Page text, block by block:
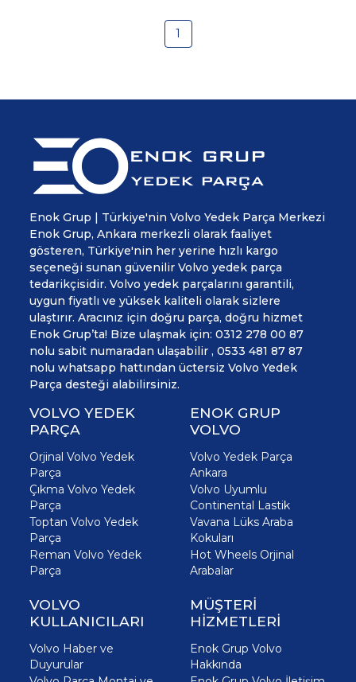
1
Enok Grup | Türkiye'nin Volvo Yedek Parça Merkezi
Enok Grup, Ankara merkezli olarak faaliyet
gösteren, Türkiye'nin her yerine hızlı kargo
seçeneği sunan güvenilir Volvo yedek parça
tedarikçisidir. Volvo yedek parçalarını garantili,
uygun fiyatlı ve yüksek kaliteli olarak sizlere
ulaştırır. Aracınız için doğru parça, doğru hizmet
Enok Grup’ta! Bize ulaşmak için: 0312 278 00 87
nolu sabit numaradan ulaşabilir , 0533 481 87 87
nolu whatsapp hattından üctersiz Volvo Yedek
Parça desteği alabilirsiniz.
VOLVO YEDEK
PARÇA
Orjinal Volvo Yedek
Parça
Çıkma Volvo Yedek
Parça
Toptan Volvo Yedek
Parça
Reman Volvo Yedek
Parça
ENOK GRUP
VOLVO
Volvo Yedek Parça
Ankara
Volvo Uyumlu
Continental Lastik
Vavana Lüks Araba
Kokuları
Hot Wheels Orjinal
Arabalar
VOLVO
KULLANICILARI
Volvo Haber ve
Duyurular
MÜŞTERİ
HİZMETLERİ
Enok Grup Volvo
Hakkında